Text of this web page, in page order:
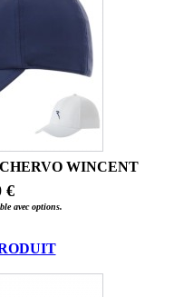
WINCENT
€
avec options.